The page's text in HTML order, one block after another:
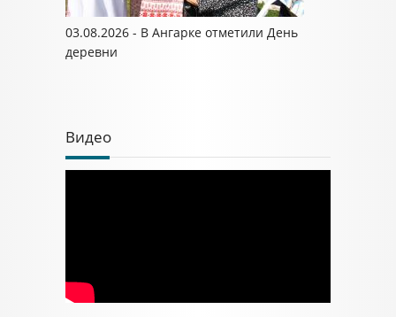
03.08.2026 - В Ангарке отметили День
деревни
Видео